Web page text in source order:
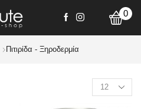
0
Πιτιρίδα - Ξηροδερμία
Products
per